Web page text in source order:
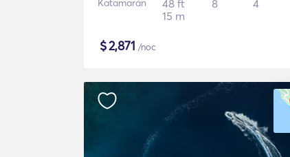
Katamarán
48 ft
15 m
8 4
$2,871 /noc